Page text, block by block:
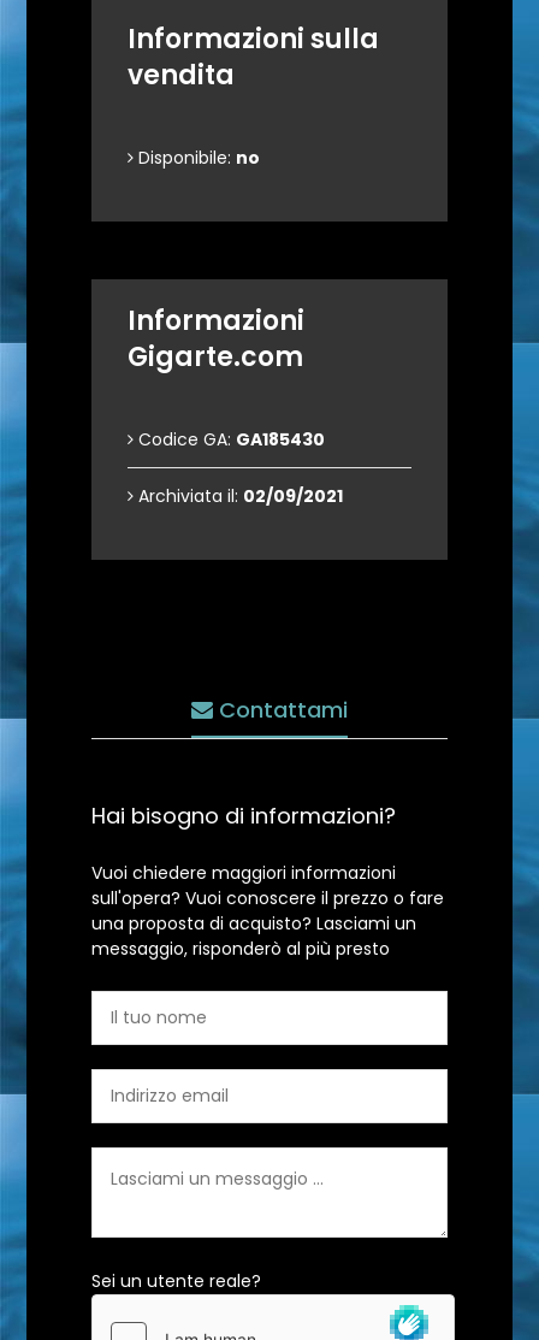
Informazioni sulla
vendita
Disponibile: no
Informazioni
Gigarte.com
Codice GA: GA185430
Archiviata il: 02/09/2021
Contattami
Hai bisogno di informazioni?
Vuoi chiedere maggiori informazioni
sull'opera? Vuoi conoscere il prezzo o fare
una proposta di acquisto? Lasciami un
messaggio, risponderò al più presto
Sei un utente reale?